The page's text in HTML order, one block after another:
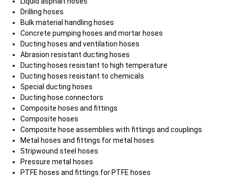
Drilling hoses
Bulk material handling hoses
Concrete pumping hoses and mortar hoses
Ducting hoses and ventilation hoses
Abrasion resistant ducting hoses
Ducting hoses resistant to high temperature
Ducting hoses resistant to chemicals
Special ducting hoses
Ducting hose connectors
Composite hoses and fittings
Composite hoses
Composite hose assemblies with fittings and couplings
Metal hoses and fittings for metal hoses
Stripwound steel hoses
Pressure metal hoses
PTFE hoses and fittings for PTFE hoses